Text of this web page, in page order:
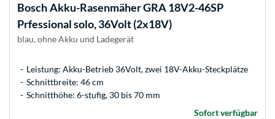
BoschAkku-Rasenmäher GRA 18V2-46SP
Prfessional solo, 36Volt (2x18V)
blau, ohne Akku und Ladegerät
Leistung: Akku-Betrieb 36Volt, zwei 18V-Akku-Steckplätze
Schnittbreite: 46 cm
Schnitthöhe: 6-stufig, 30 bis 70 mm
Sofort verfügbar